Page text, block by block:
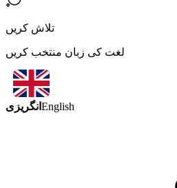
تلاش کریں
لغت کی زبان منتخب کریں
انگریزی English